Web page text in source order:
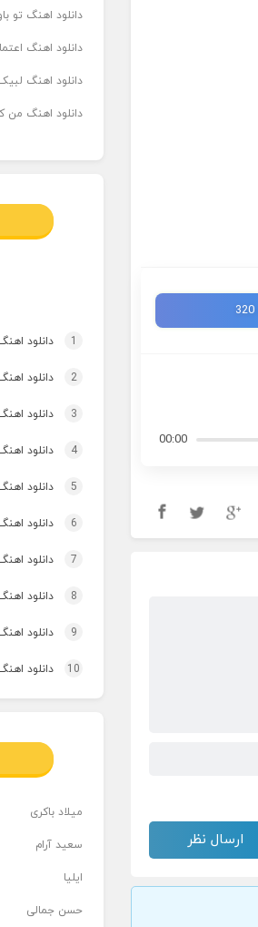
00:00
دانلود اهنگ تو
دانلود اهنگ
دانلود اهنگ
دانلود اهنگ من
1 دانلود اهنگ تاپ و
2 دانلود
3 دانلود اهنگ برنو
4 دانلود
5 دانلود
6 دانلود
7 دانلود
8 دانلود
9 دانلود
10 دانلود
میلاد باکری
سعید آرام
ایلیا
حسن جمالی